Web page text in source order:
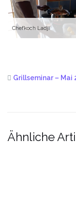
Chefkoch Ladji
Grillseminar – Mai
Ähnliche